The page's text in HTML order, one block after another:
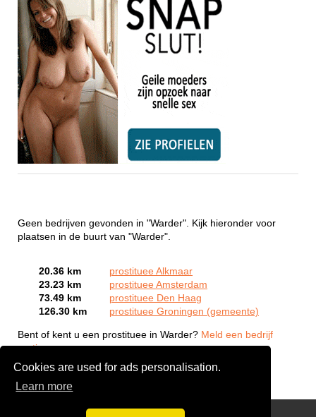
Cookies are used for ads personalisation.
Learn more
Geen bedrijven gevonden in "Warder". Kijk hieronder voor
plaatsen in de buurt van "Warder".
20.36 km
prostituee Alkmaar
23.23 km
prostituee Amsterdam
73.49 km
prostituee Den Haag
126.30 km
prostituee Groningen (gemeente)
Bent of kent u een prostituee in Warder? Meld een bedrijf
gratis aan